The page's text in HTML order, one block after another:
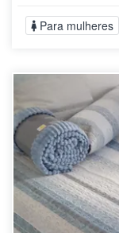
Para mulheres